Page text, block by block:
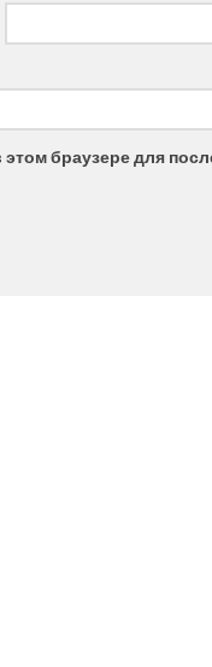
этом браузере для